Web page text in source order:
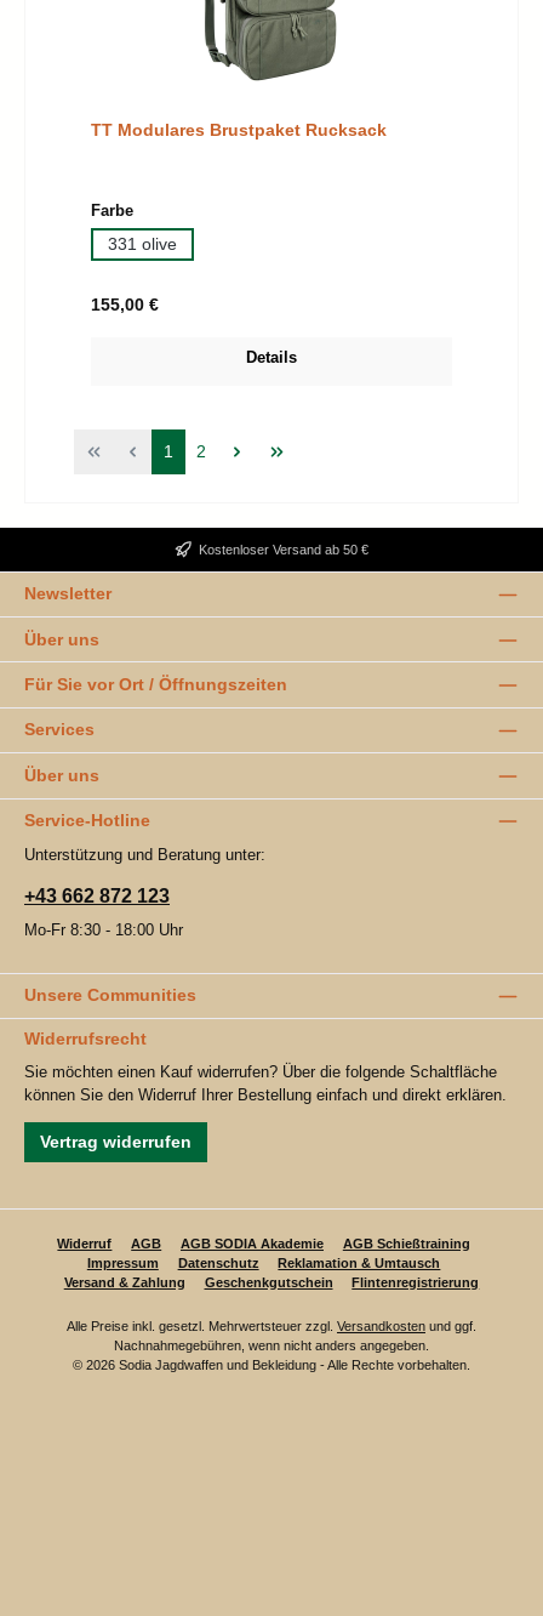
TT Modulares Brustpaket Rucksack
Farbeauswählen
331 olive
Regulärer Preis:
155,00 €
Details
Seite
1 Seite
2
Kostenloser Versand ab 50 €
Newsletter
Über uns
Für Sie vor Ort / Öffnungszeiten
Services
Über uns
Service-Hotline
Unterstützung und Beratung unter:
+43 662 872 123
Mo-Fr 8:30 - 18:00 Uhr
Unsere Communities
Widerrufsrecht
Sie möchten einen Kauf widerrufen? Über die folgende Schaltfläche
können Sie den Widerruf Ihrer Bestellung einfach und direkt erklären.
Vertrag widerrufen
Widerruf AGB AGB SODIA Akademie
AGB Schießtraining
Impressum
Datenschutz
Reklamation & Umtausch
Versand & Zahlung
Geschenkgutschein Flintenregistrierung
Alle Preise inkl. gesetzl. Mehrwertsteuer zzgl. Versandkosten und ggf.
Nachnahmegebühren, wenn nicht anders angegeben.
© 2026 Sodia Jagdwaffen und Bekleidung - Alle Rechte vorbehalten.